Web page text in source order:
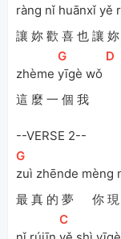
ràng nǐ huānxǐ yě
讓 妳 歡 喜 也 讓
zhème
[
G
yīgè wǒ
[D
這 麼 一 個 我
--VERSE 2--
[
G
zuì zhēnde mèng
最 真 的 夢 你 現
[
C